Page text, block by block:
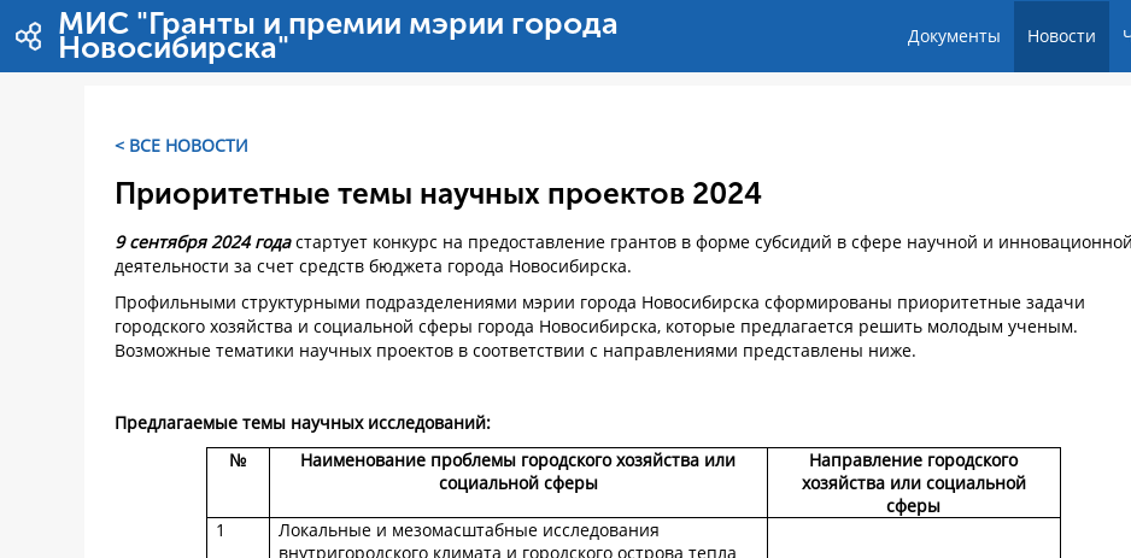
Перейти к содержимому
МИС "Гранты и премии мэрии города
Новосибирска" Документы Новости
< ВСЕ НОВОСТИ
Приоритетные темы научных проектов 2024
9 сентября 2024 годастартует конкурс на предоставление грантов в форме субсидий в сфере научной и инновационной
деятельности за счет средств бюджета города Новосибирска.
Профильными структурными подразделениями мэрии города Новосибирска сформированы приоритетные задачи
городского хозяйства и социальной сферы города Новосибирска, которые предлагается решить молодым ученым.
Возможные тематики научных проектов в соответствии с направлениями представлены ниже.
Предлагаемые темы научных исследований:
№
Наименование проблемы городского хозяйства или
социальной сферы
Направление городского
хозяйства или социальной
сферы
1
Локальные и мезомасштабные исследования
внутригородского климата и городского острова тепла